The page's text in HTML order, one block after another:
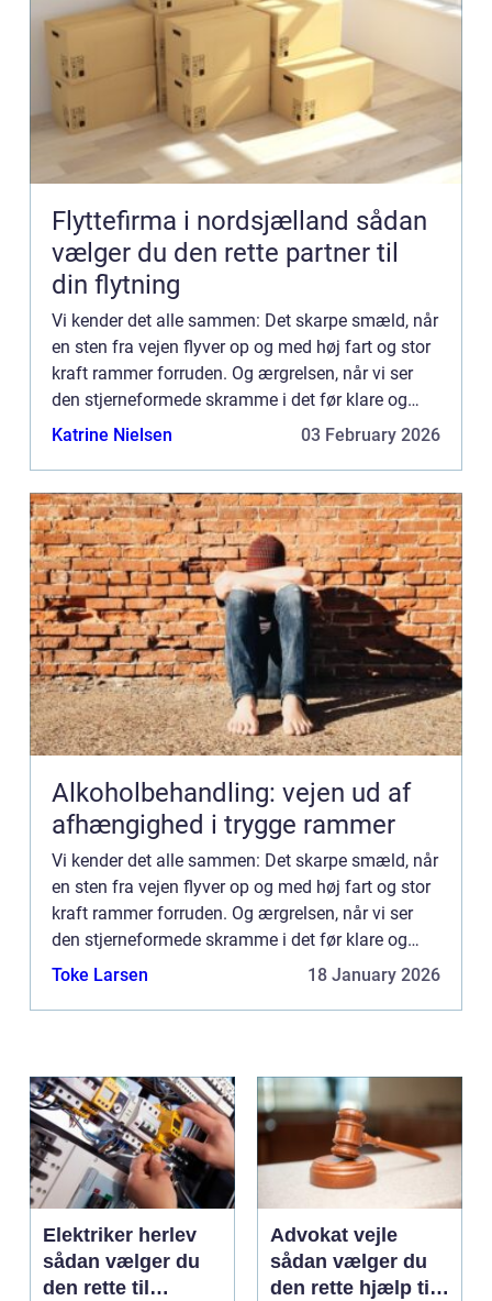
Flyttefirma i nordsjælland sådan
vælger du den rette partner til
din flytning
Vi kender det alle sammen: Det skarpe smæld, når
en sten fra vejen flyver op og med høj fart og stor
kraft rammer forruden. Og ærgrelsen, når vi ser
den stjerneformede skramme i det før klare og
intakte glas. Men...
Katrine Nielsen 03 February 2026
Alkoholbehandling: vejen ud af
afhængighed i trygge rammer
Vi kender det alle sammen: Det skarpe smæld, når
en sten fra vejen flyver op og med høj fart og stor
kraft rammer forruden. Og ærgrelsen, når vi ser
den stjerneformede skramme i det før klare og
intakte glas. Men...
Toke Larsen 18 January 2026
Elektriker herlev
sådan vælger du
den rette til
Advokat vejle
sådan vælger du
den rette hjælp til